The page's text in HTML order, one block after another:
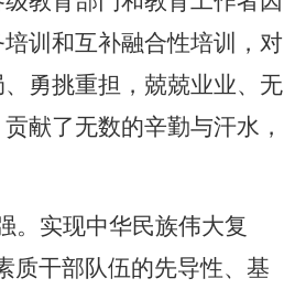
训和互补融合性培训，对
勇挑重担，兢兢业业、无
献了无数的辛勤与汗水，
。实现中华民族伟大复
质干部队伍的先导性、基